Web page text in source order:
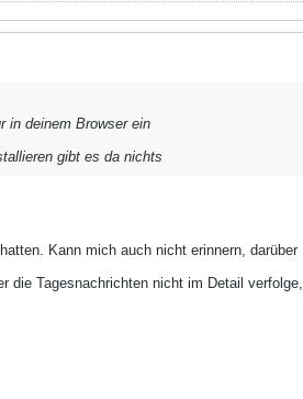
in deinem Browser ein
gibt es da nichts
Kann mich auch nicht erinnern, darüber
die Tagesnachrichten nicht im Detail verfolge,